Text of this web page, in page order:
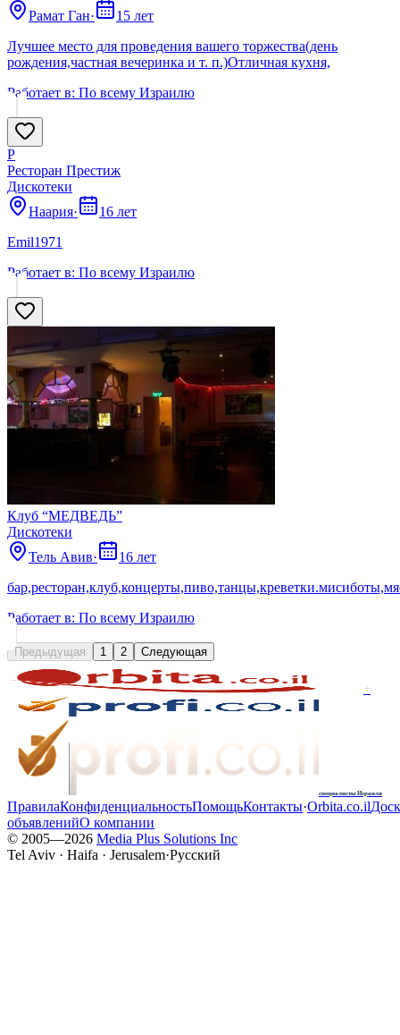
Рамат Ган·
15 лет
Лучшее место для проведения вашего торжества(день
рождения,частная вечеринка и т. п.)Отличная кухня,
Работает в: По всему Израилю
Р
Ресторан Престиж
Дискотеки
Наария·
16 лет
Emil1971
Работает в: По всему Израилю
Клуб “МЕДВЕДЬ”
Дискотеки
Тель Авив·
16 лет
Работает в: По всему Израилю
Предыдущая 1 2 Следующая
+
специалисты Израиля
ПравилаКонфиденциальностьПомощьКонтакты·Orbita.co.il
объявленийО компании
© 2005—2026 Media Plus Solutions Inc
Tel Aviv · Haifa · Jerusalem·Русский